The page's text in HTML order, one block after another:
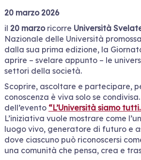
20 marzo 2026
il 20 marzoricorre Università
Nazionale delle Università
dalla sua prima edizione, la
aprire – svelare appunto – le
settori della società.
Scoprire, ascoltare e partecipare,
conoscenza è viva solo se
dell’evento “L’Università siamo
L’iniziativa vuole mostrare come
luogo vivo, generatore di futuro e
dove ciascuno può riconoscersi
una comunità che pensa, crea e